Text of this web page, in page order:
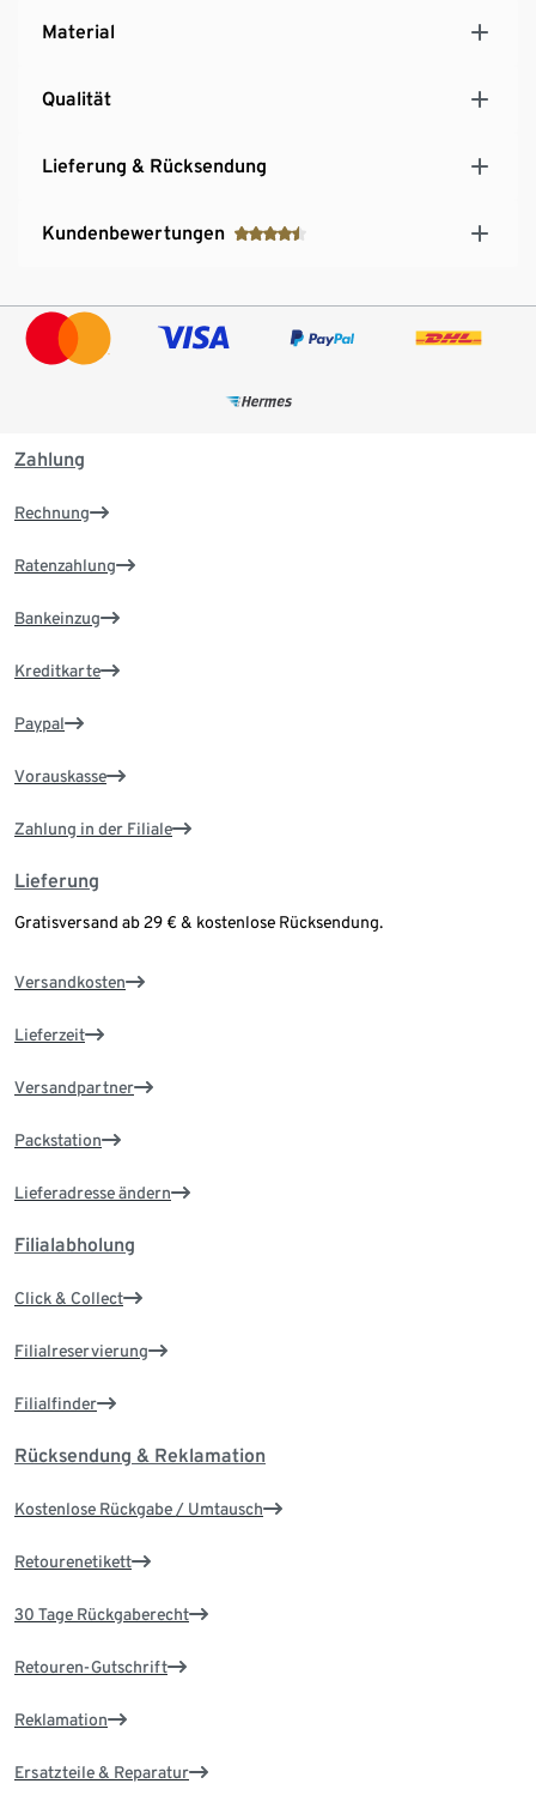
Material
Qualität
Lieferung & Rücksendung
Kundenbewertungen
Zahlung
Rechnung
Ratenzahlung
Bankeinzug
Kreditkarte
Paypal
Vorauskasse
Zahlung in der Filiale
Lieferung
Gratisversand ab 29 € & kostenlose Rücksendung.
Versandkosten
Lieferzeit
Versandpartner
Packstation
Lieferadresse ändern
Filialabholung
Click & Collect
Filialreservierung
Filialfinder
Rücksendung & Reklamation
Kostenlose Rückgabe / Umtausch
Retourenetikett
30 Tage Rückgaberecht
Retouren-Gutschrift
Reklamation
Ersatzteile & Reparatur